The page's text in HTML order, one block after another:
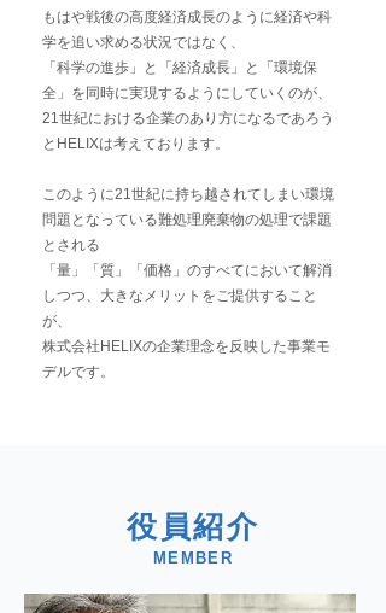
もはや戦後の高度経済成長のように経済や科
学を追い求める状況ではなく、
「科学の進歩」と「経済成長」と「環境保
全」を同時に実現するようにしていくのが、
21世紀における企業のあり方になるであろう
とHELIXは考えております。
このように21世紀に持ち越されてしまい環境
問題となっている難処理廃棄物の処理で課題
とされる
「量」「質」「価格」のすべてにおいて解消
しつつ、大きなメリットをご提供すること
が、
株式会社HELIXの企業理念を反映した事業モ
デルです。
役員紹介
MEMBER